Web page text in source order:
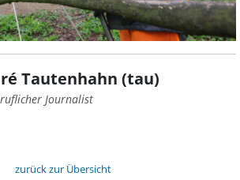
Tautenhahn (tau)
Journalist
zurück zur Übersicht